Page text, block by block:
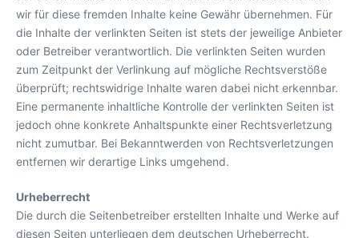
wir für diese fremden Inhalte keine Gewähr übernehmen. Für
die Inhalte der verlinkten Seiten ist stets der jeweilige Anbieter
oder Betreiber verantwortlich. Die verlinkten Seiten wurden
zum Zeitpunkt der Verlinkung auf mögliche Rechtsverstöße
überprüft; rechtswidrige Inhalte waren dabei nicht erkennbar.
Eine permanente inhaltliche Kontrolle der verlinkten Seiten ist
jedoch ohne konkrete Anhaltspunkte einer Rechtsverletzung
nicht zumutbar. Bei Bekanntwerden von Rechtsverletzungen
entfernen wir derartige Links umgehend.
Urheberrecht
Die durch die Seitenbetreiber erstellten Inhalte und Werke auf
diesen Seiten unterliegen dem deutschen Urheberrecht.